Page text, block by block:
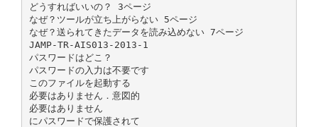
どうすればいいの？ 3ページ
なぜ？ツールが立ち上がらない 5ページ
なぜ？送られてきたデータを読み込めない 7ページ
JAMP-TR-AIS013-2013-1
パスワードはどこ？
パスワードの入力は不要です
このファイルを起動する
必要はありません．意図的
必要はありません
にパスワードで保護されて